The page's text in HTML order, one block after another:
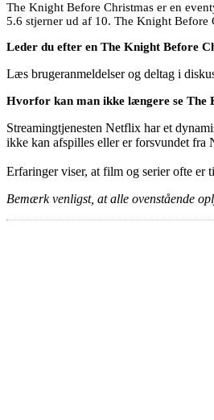
The Knight Before Christmas er en
5.6 stjerner ud af 10. The Knight
Leder du efter en The Knight Before
Læs brugeranmeldelser og deltag i
Hvorfor kan man ikke længere se The
Streamingtjenesten Netflix har et
ikke kan afspilles eller er forsvundet fra
Erfaringer viser, at film og serier ofte er
Bemærk venligst, at alle ovenstående